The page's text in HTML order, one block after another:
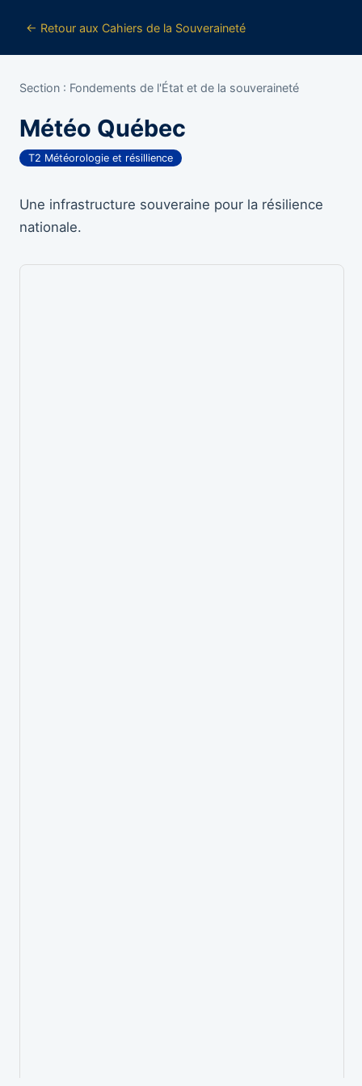
← Retour aux Cahiers de la Souveraineté
Section : Fondements de l'État et de la souveraineté
Météo Québec
T2 Météorologie et résillience
Une infrastructure souveraine pour la résilience
nationale.